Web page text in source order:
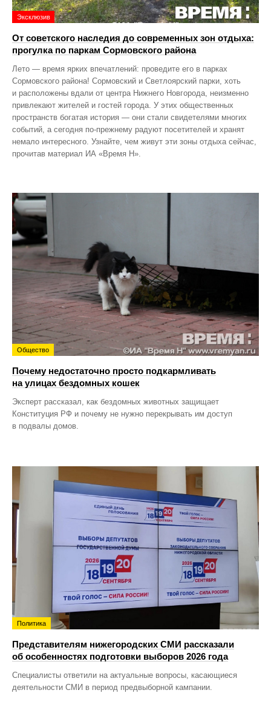
Эксклюзив
От советского наследия до современных зон отдыха:
прогулка по паркам Сормовского района
Лето — время ярких впечатлений: проведите его в парках
Сормовского района! Сормовский и Светлоярский парки, хоть
и расположены вдали от центра Нижнего Новгорода, неизменно
привлекают жителей и гостей города. У этих общественных
пространств богатая история — они стали свидетелями многих
событий, а сегодня по‑прежнему радуют посетителей и хранят
немало интересного. Узнайте, чем живут эти зоны отдыха сейчас,
прочитав материал ИА «Время Н».
Общество
Почему недостаточно просто подкармливать
на улицах бездомных кошек
Эксперт рассказал, как бездомных животных защищает
Конституция РФ и почему не нужно перекрывать им доступ
в подвалы домов.
Политика
Представителям нижегородских СМИ рассказали
об особенностях подготовки выборов 2026 года
Специалисты ответили на актуальные вопросы, касающиеся
деятельности СМИ в период предвыборной кампании.